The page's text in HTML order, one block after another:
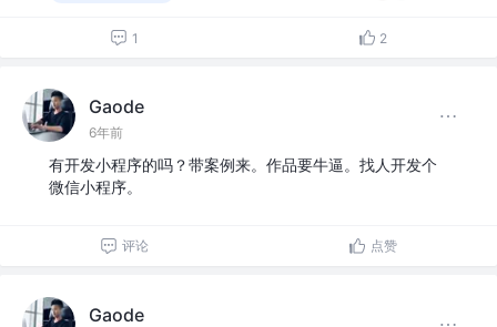
1 2
Gaode
6年前
有开发小程序的吗？带案例来。作品要牛逼。找人开发个
微信小程序。
评论 点赞
Gaode